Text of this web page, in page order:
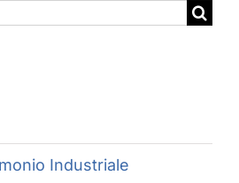
Industriale